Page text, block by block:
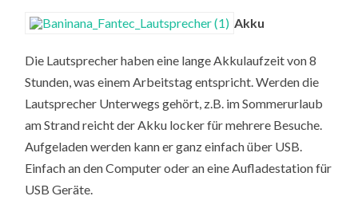
Akku
Die Lautsprecher haben eine lange Akkulaufzeit von 8
Stunden, was einem Arbeitstag entspricht. Werden die
Lautsprecher Unterwegs gehört, z.B. im Sommerurlaub
am Strand reicht der Akku locker für mehrere Besuche.
Aufgeladen werden kann er ganz einfach über USB.
Einfach an den Computer oder an eine Aufladestation für
USB Geräte.